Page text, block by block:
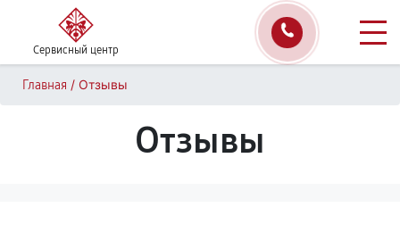
Сервисный центр
Главная / Отзывы
Отзывы